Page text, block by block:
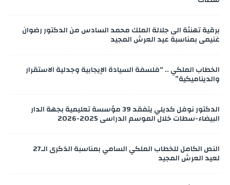
برقية تهنئة الى جلالة الملك محمد السادس من الدكتور رضوان
غنيمي بمناسبة عيد العرش المجيد
الخطاب الملكي .. “فلسفة السيادة الإيجابية وجدلية الاستقرار
والديناميكية”
الدكتور نوفل كديلي يتفقد 39 مؤسسة تعليمية بجهة الدار
البيضاء-سطات خلال الموسم الدراسي 2025-2026
النص الكامل للخطاب الملكي السامي بمناسبة الذكرى الـ27
لعيد العرش المجيد